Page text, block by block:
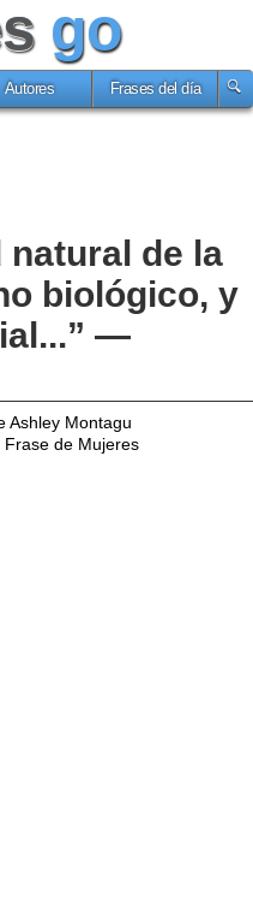
go
Autores Frases del día
natural de la
biológico, y
—
Ashley Montagu
Frase de Mujeres